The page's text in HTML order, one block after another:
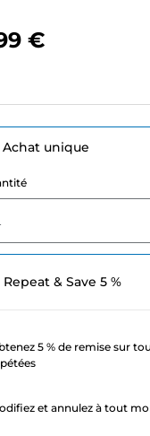
€
Achat unique
Repeat & Save 5 %
5 % de remise sur
et annulez à tout